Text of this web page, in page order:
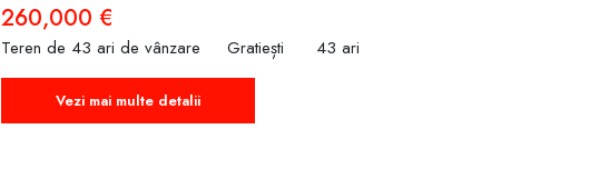
260,000 €
Teren de 43 ari de vânzare Gratiești 43 ari
Vezi mai multe detalii